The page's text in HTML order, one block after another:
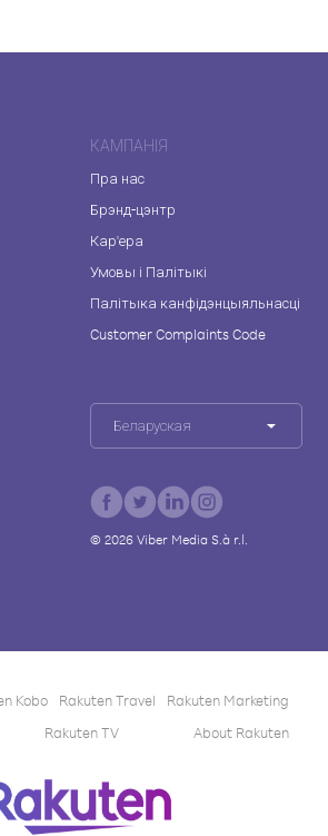
КАМПАНІЯ
Пра нас
Брэнд-цэнтр
Кар'ера
Умовы і Палітыкі
Палітыка канфідэнцыяльнасці
Customer Complaints Code
Беларуская
© 2026Viber Media S.à r.l.
Kobo Rakuten Travel
Rakuten Marketing
Rakuten TV About Rakuten